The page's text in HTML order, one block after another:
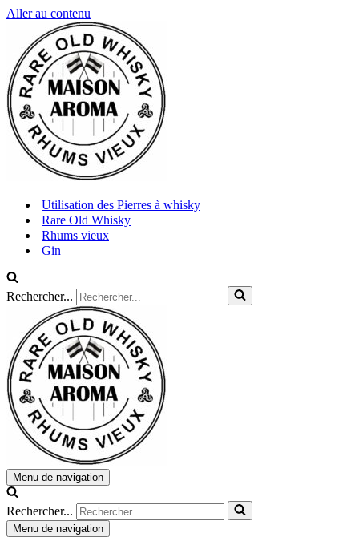
Aller au contenu
Utilisation des Pierres à whisky
Rare Old Whisky
Rhums vieux
Gin
Rechercher...
Menu de navigation
Rechercher...
Menu de navigation